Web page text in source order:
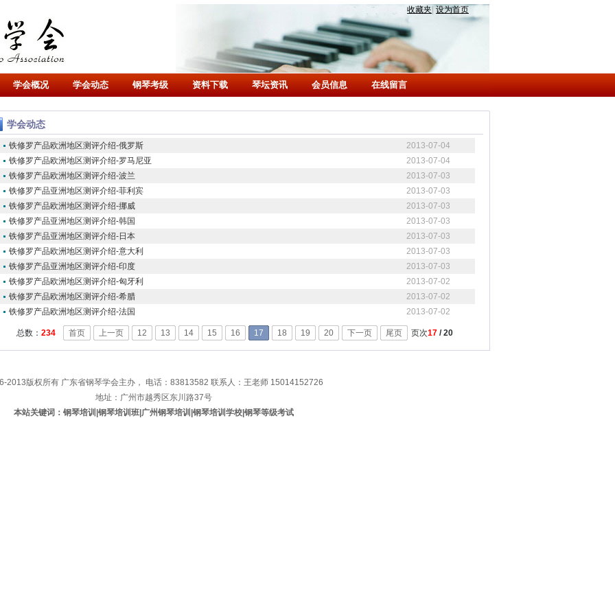
收藏夹 设为首页
学会概况 学会动态 钢琴考级 资料下载 琴坛资讯 会员信息 在线留言
学会动态
铁修罗产品欧洲地区测评介绍-俄罗斯
2013-07-04
铁修罗产品欧洲地区测评介绍-罗马尼亚
2013-07-04
铁修罗产品欧洲地区测评介绍-波兰
2013-07-03
铁修罗产品亚洲地区测评介绍-菲利宾
2013-07-03
铁修罗产品欧洲地区测评介绍-挪威
2013-07-03
铁修罗产品亚洲地区测评介绍-韩国
2013-07-03
铁修罗产品亚洲地区测评介绍-日本
2013-07-03
铁修罗产品欧洲地区测评介绍-意大利
2013-07-03
铁修罗产品亚洲地区测评介绍-印度
2013-07-03
铁修罗产品欧洲地区测评介绍-匈牙利
2013-07-02
铁修罗产品欧洲地区测评介绍-希腊
2013-07-02
铁修罗产品欧洲地区测评介绍-法国
2013-07-02
总数： 234 首页 上一页 12 13 14 15 16 17 18 19 20 下一页 尾页 页次17 / 20
2013版权所有 广东省钢琴学会主办， 电话：83813582 联系人：王老师 15014152726
地址：广州市越秀区东川路37号
本站关键词：钢琴培训|钢琴培训班|广州钢琴培训|钢琴培训学校|钢琴等级考试